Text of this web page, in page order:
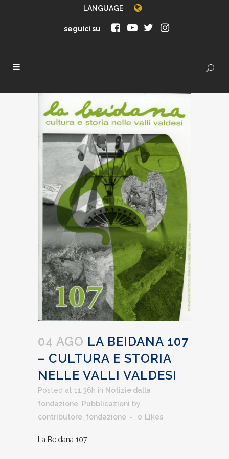
LANGUAGE
seguici su
04 AGO LA BEIDANA 107
– CULTURA E STORIA
NELLE VALLI VALDESI
Posted at 11:36h in Notizie dalla
fondazione
Pubblicazioni by
contributore_fondazione
0 Likes
La Beidana 107